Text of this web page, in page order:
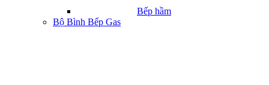
Bếp hầm
Bộ Bình Bếp Gas